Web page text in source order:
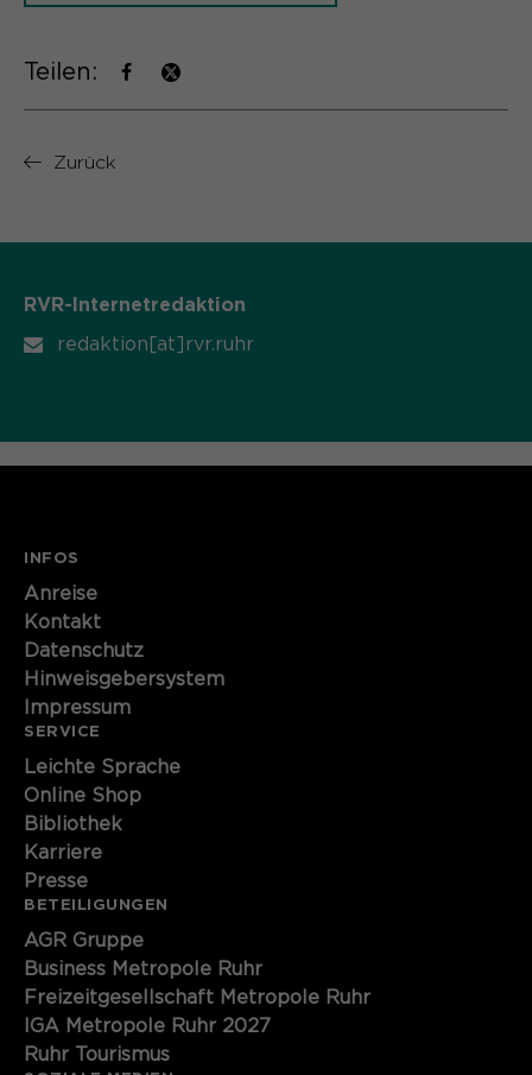
Teilen:
Zurück
RVR-Internetredaktion
redaktion[at]rvr.ruhr
INFOS
Anreise
Kontakt
Datenschutz
Hinweisgebersystem
Impressum
SERVICE
Leichte Sprache
Online Shop
Bibliothek
Karriere
Presse
BETEILIGUNGEN
AGR Gruppe
Business Metropole Ruhr
Freizeitgesellschaft Metropole Ruhr
IGA Metropole Ruhr 2027
Ruhr Tourismus